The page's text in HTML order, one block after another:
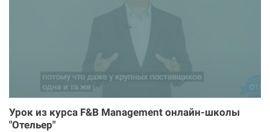
Урок из курса F&B Management онлайн-школы
"Отельер"